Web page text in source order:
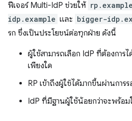
ฟีเจอร์ Multi-IdP ช่วยให้ rp.example
idp.example และ bigger-
รก ซึ่งเป็นประโยชน์ต่อทุกฝ่าย ดังนี้
ผู้ใช้สามารถเลือก IdP ที่ต้องการ
เพียงใด
RP เข้าถึงผู้ใช้ได้มากขึ้นผ่านการ
IdP ที่มีฐานผู้ใช้น้อยกว่าจะพร้อม